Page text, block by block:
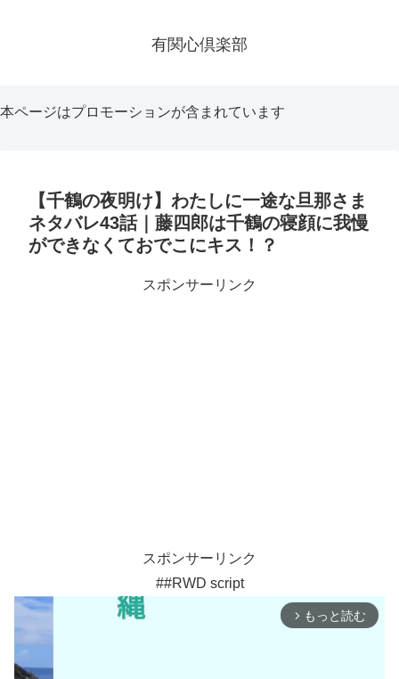
有関心倶楽部
本ページはプロモーションが含まれています
【千鶴の夜明け】わたしに一途な旦那さま
ネタバレ43話｜藤四郎は千鶴の寝顔に我慢
ができなくておでこにキス！？
スポンサーリンク
スポンサーリンク
##RWD script
arrow_forward_ios もっと読む